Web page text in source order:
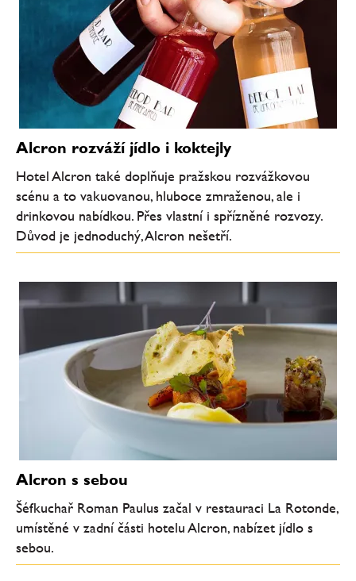
Alcron rozváží jídlo i koktejly
Hotel Alcron také doplňuje pražskou rozvážkovou
scénu a to vakuovanou, hluboce zmraženou, ale i
drinkovou nabídkou. Přes vlastní i spřízněné rozvozy.
Důvod je jednoduchý, Alcron nešetří.
Alcron s sebou
Šéfkuchař Roman Paulus začal v restauraci La Rotonde,
umístěné v zadní části hotelu Alcron, nabízet jídlo s
sebou.